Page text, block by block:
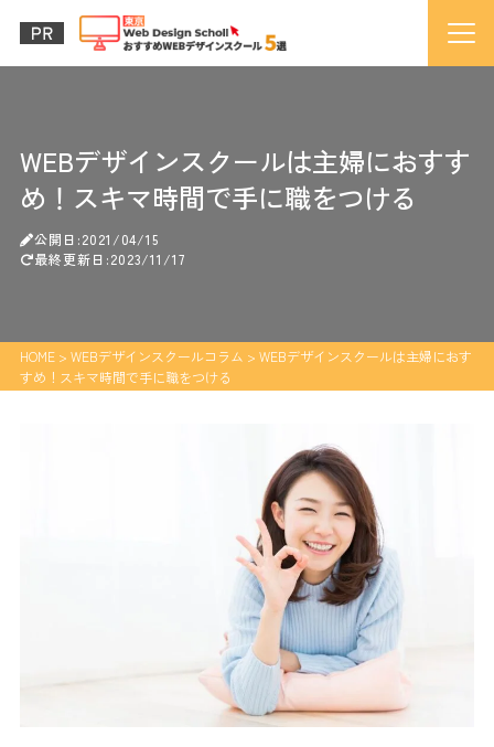
WEBデザインスクールは主婦におすす
め！スキマ時間で手に職をつける
公開日:2021/04/15
最終更新日:2023/11/17
HOME> WEBデザインスクールコラム > WEBデザインスクールは主婦におす
すめ！スキマ時間で手に職をつける